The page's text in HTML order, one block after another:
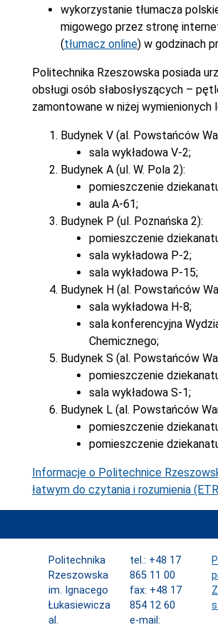
wykorzystanie tłumacza
migowego przez stronę
(tłumacz online) w godzinach
Politechnika Rzeszowska posiada
obsługi osób słabosłyszących –
zamontowane w niżej wymienionych
Budynek V (al. Powstańców
sala wykładowa V-2;
Budynek A (ul. W. Pola 2):
pomieszczenie
aula A-61;
Budynek P (ul. Poznańska 2):
pomieszczenie
sala wykładowa P-2;
sala wykładowa P-15;
Budynek H (al. Powstańców
sala wykładowa H-8;
sala konferencyjna
Chemicznego;
Budynek S (al. Powstańców
pomieszczenie
sala wykładowa S-1;
Budynek L (al. Powstańców
pomieszczenie
pomieszczenie
Informacje o Politechnice
łatwym do czytania i rozumienia
Politechnika
Rzeszowska
im. Ignacego
Łukasiewicza
al.
tel.: +48 17
865 11 00
fax: +48 17
854 12 60
e-mail: